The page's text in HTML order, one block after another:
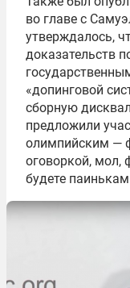
во главе с
утверждалось,
доказательств
«допинговой
сборную
предложили
олимпийским —
оговоркой, мол,
будете